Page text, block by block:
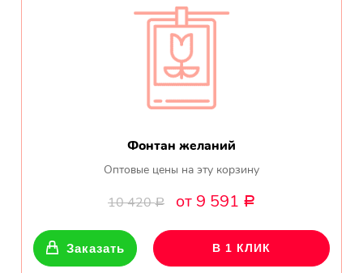
Фонтан желаний
Оптовые цены на эту корзину
10 420Р от 9 591 Р
Заказать В 1 КЛИК